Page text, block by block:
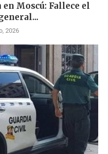
Moscú: Fallece el
2026